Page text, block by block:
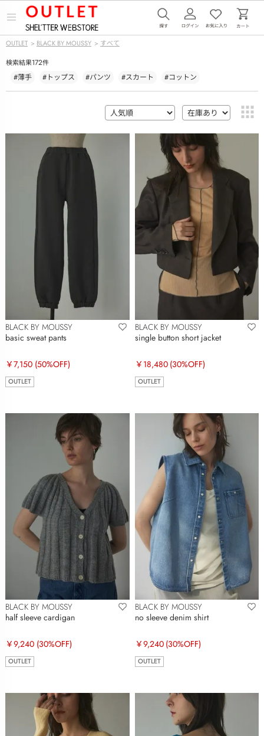
メ
ー
開
OUTLET > BLACK BY MOUSSY > すべて
検索結果172件
#薄手 #トップス #パンツ #スカート #コットン
BLACK BY MOUSSY
basic sweat pants
￥7,150 (50%OFF)
OUTLET
BLACK BY MOUSSY
single button short jacket
￥18,480 (30%OFF)
OUTLET
BLACK BY MOUSSY
half sleeve cardigan
￥9,240 (30%OFF)
OUTLET
BLACK BY MOUSSY
no sleeve denim shirt
￥9,240 (30%OFF)
OUTLET